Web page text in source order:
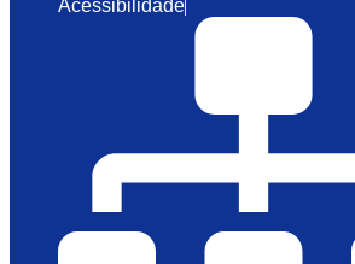
Acessibilidade